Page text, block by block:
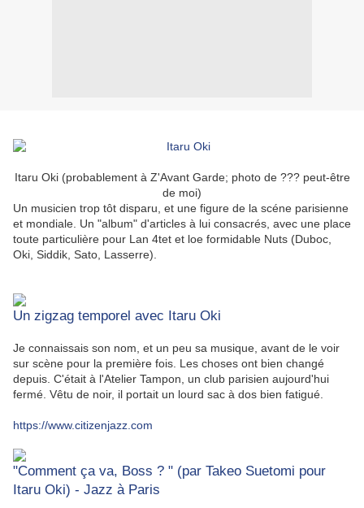
Itaru Oki (probablement à Z'Avant Garde; photo de ??? peut-être
de moi)
Un musicien trop tôt disparu, et une figure de la scéne parisienne
et mondiale. Un "album" d'articles à lui consacrés, avec une place
toute particulière pour Lan 4tet et loe formidable Nuts (Duboc,
Oki, Siddik, Sato, Lasserre).
Un zigzag temporel avec Itaru Oki
Je connaissais son nom, et un peu sa musique, avant de le voir
sur scène pour la première fois. Les choses ont bien changé
depuis. C'était à l'Atelier Tampon, un club parisien aujourd'hui
fermé. Vêtu de noir, il portait un lourd sac à dos bien fatigué.
https://www.citizenjazz.com
"Comment ça va, Boss ? " (par Takeo Suetomi pour
Itaru Oki) - Jazz à Paris